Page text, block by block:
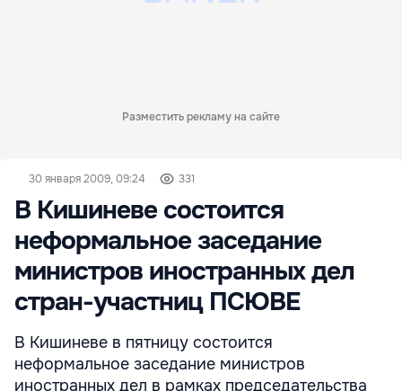
Разместить рекламу на сайте
30 января 2009, 09:24 331
В Кишиневе состоится
неформальное заседание
министров иностранных дел
стран-участниц ПСЮВЕ
В Кишиневе в пятницу состоится
неформальное заседание министров
иностранных дел в рамках председательства